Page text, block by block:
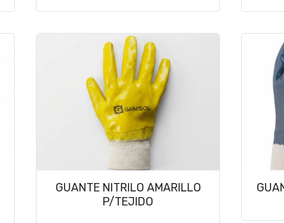
GUANTE NITRILO AMARILLO
P/TEJIDO